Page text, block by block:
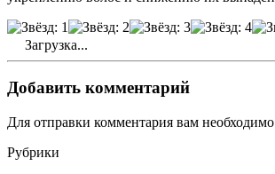
Загрузка...
Добавить комментарий
Для отправки комментария вам необходимо
Рубрики